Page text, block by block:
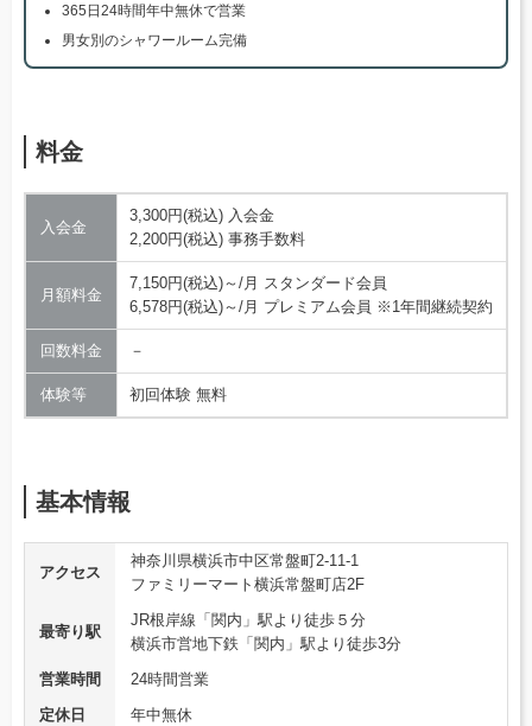
365日24時間年中無休で営業
男女別のシャワールーム完備
料金
入会金
3,300円(税込) 入会金
2,200円(税込) 事務手数料
月額料金
7,150円(税込)～/月 スタンダード会員
6,578円(税込)～/月 プレミアム会員 ※1年間継続契約
回数料金 －
体験等 初回体験 無料
基本情報
アクセス
神奈川県横浜市中区常盤町2-11-1
ファミリーマート横浜常盤町店2F
最寄り駅
JR根岸線「関内」駅より徒歩５分
横浜市営地下鉄「関内」駅より徒歩3分
営業時間
24時間営業
定休日
年中無休